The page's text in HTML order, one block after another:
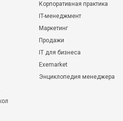
Корпоративная практика
IT-менеджмент
Маркетинг
Продажи
IT для бизнеса
Exemarket
Энциклопедия менеджера